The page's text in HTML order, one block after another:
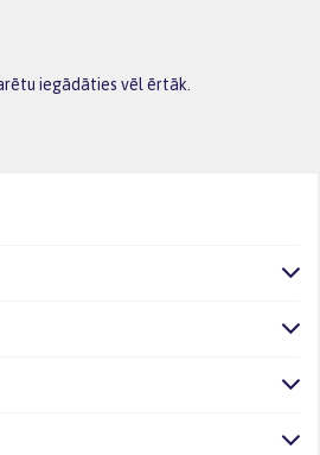
iegādāties vēl ērtāk.